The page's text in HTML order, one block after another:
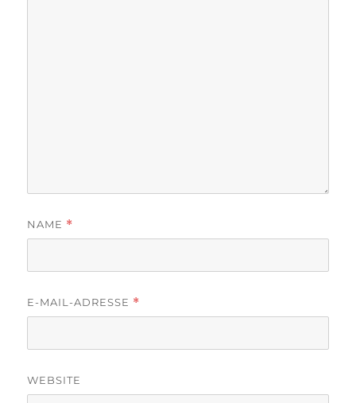
NAME *
E-MAIL-ADRESSE *
WEBSITE